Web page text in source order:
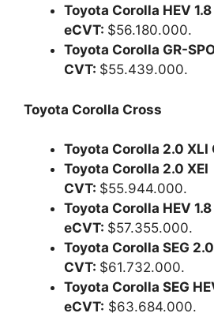
Toyota Corolla HEV 1.8
eCVT: $56.180.000.
Toyota Corolla GR-
CVT: $55.439.000.
Toyota Corolla Cross
Toyota Corolla 2.0 XLI
Toyota Corolla 2.0 XEI
CVT: $55.944.000.
Toyota Corolla HEV 1.8
eCVT: $57.355.000.
Toyota Corolla SEG 2.0
CVT: $61.732.000.
Toyota Corolla SEG
eCVT: $63.684.000.